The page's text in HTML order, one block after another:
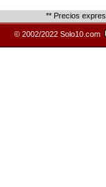
** Precios
© 2002/2022 Solo10.com